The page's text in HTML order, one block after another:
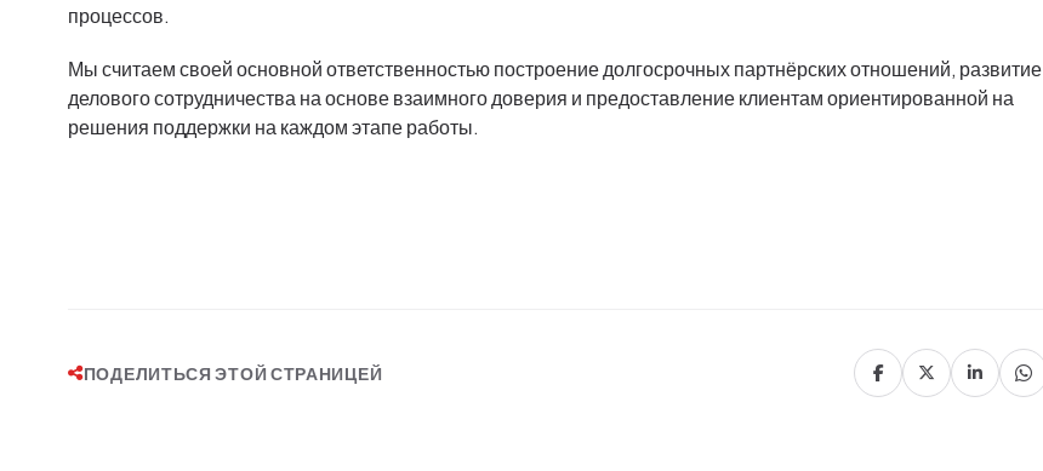
процессов.
Мы считаем своей основной ответственностью построение долгосрочных партнёрских отношений, развитие
делового сотрудничества на основе взаимного доверия и предоставление клиентам ориентированной на
решения поддержки на каждом этапе работы.
ПОДЕЛИТЬСЯ ЭТОЙ СТРАНИЦЕЙ